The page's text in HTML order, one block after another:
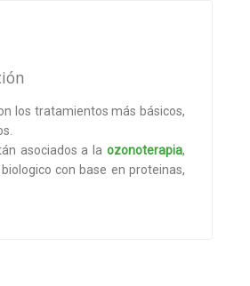
los tratamientos más básicos,
asociados a la ozonoterapia,
con base en proteinas,